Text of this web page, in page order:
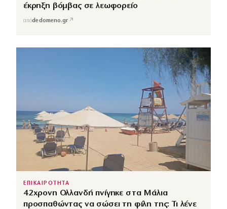
έκρηξη βόμβας σε λεωφορείο
απόdedomeno.gr ↗
ΕΠΙΚΑΙΡΟΤΗΤΑ
42χρονη Ολλανδή πνίγηκε στα Μάλια
προσπαθώντας να σώσει τη φίλη της: Τι λένε